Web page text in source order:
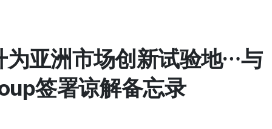
为亚洲市场创新试验地…与
签署谅解备忘录